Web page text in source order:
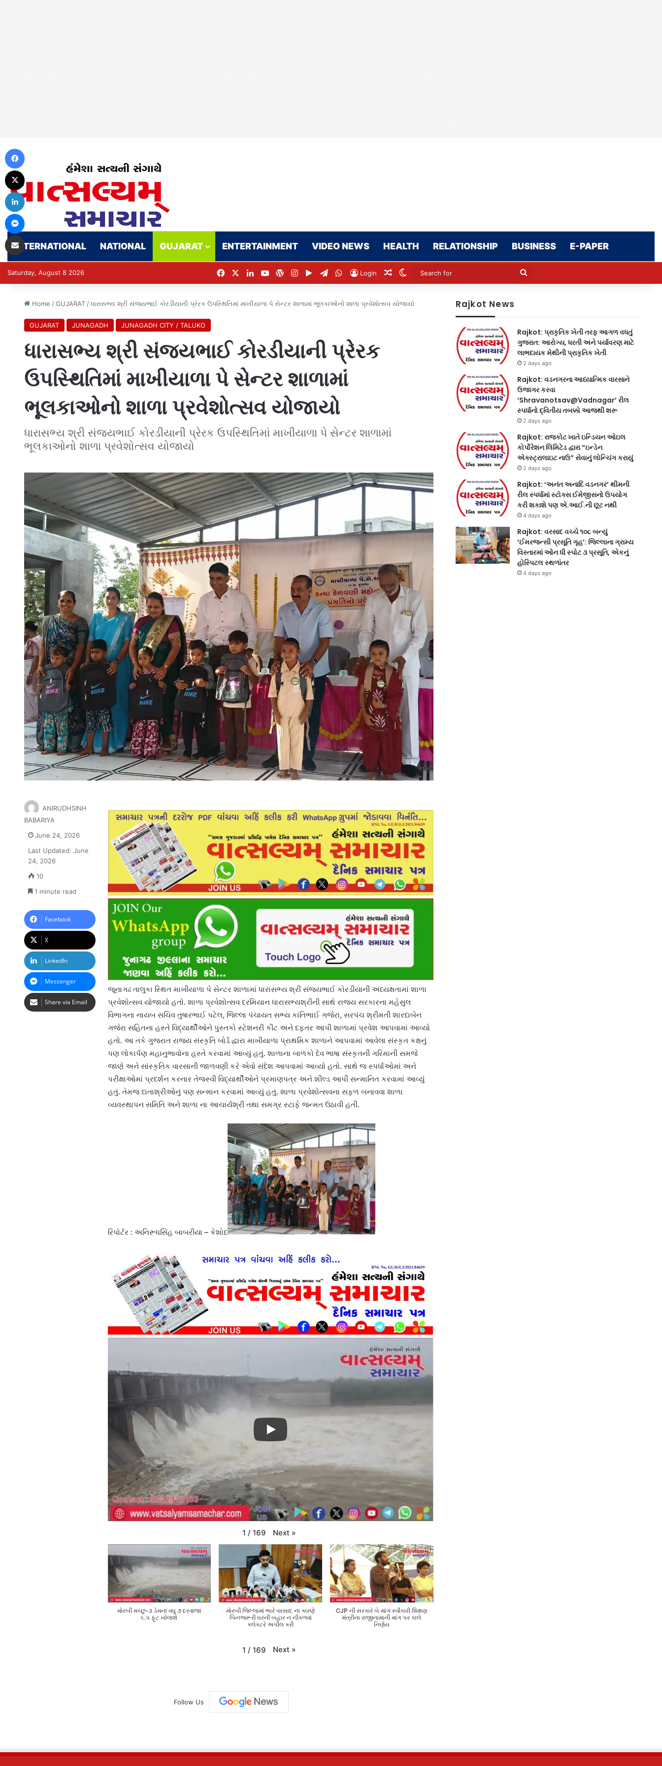
INTERNATIONAL NATIONAL GUJARAT ENTERTAINMENT VIDEO NEWS HEALTH RELATIONSHIP BUSINESS E-PAPER
Saturday, August 8 2026 FacebookLinkedInYouTubeWordPress
Instagram
Google Play
Telegram
WhatsApp
Login Random Article
Switch skin
Search
Home / GUJARAT / ધારાસભ્ય શ્રી સંજયભાઈ કોરડીયાની પ્રેરક ઉપસ્થિતિમાં માખીયાળા પે સેન્ટર શાળામાં ભૂલકાઓનો શાળા પ્રવેશોત્સવ યોજાયો
GUJARAT JUNAGADH JUNAGADH CITY / TALUKO
ધારાસભ્ય શ્રી સંજયભાઈ કોરડીયાની પ્રેરક
ઉપસ્થિતિમાં માખીયાળા પે સેન્ટર શાળામાં
ભૂલકાઓનો શાળા પ્રવેશોત્સવ યોજાયો
ધારાસભ્ય શ્રી સંજયભાઈ કોરડીયાની પ્રેરક ઉપસ્થિતિમાં માખીયાળા પે સેન્ટર શાળામાં
ભૂલકાઓનો શાળા પ્રવેશોત્સવ યોજાયો
જૂનાગઢ તાલુકા સ્થિત માખીયાળા પે સેન્ટર શાળામાં ધારાસભ્ય શ્રી સંજયભાઈ કોરડીયાની અધ્યક્ષતામાં શાળા
પ્રવેશોત્સવ યોજાયો હતો. શાળા પ્રવેશોત્સવ દરમિયાન ધારાસભ્યશ્રીની સાથે રાજ્ય સરકારના મહેસુલ
વિભાગના નાયબ સચિવ તુષારભાઈ પટેલ, જિલ્લા પંચાયત સભ્ય કાંતિભાઈ ગજેરા, સરપંચ શ્રીમતી શારદાબેન
ગજેરા સહિતના હસ્તે વિદ્યાર્થીઓને પુસ્તકો સ્ટેશનરી કીટ અને દફતર આપી શાળામાં પ્રવેશ આપવામાં આવ્યો
હતો. આ તકે ગુજરાત રાજ્ય સંસ્કૃતિ બોર્ડ દ્વારા માખીયાળા પ્રાથમિક શાળાને આપવામાં આવેલા સંસ્કૃત કક્ષનું
પણ લોકાર્પણ મહાનુભાવોના હસ્તે કરવામાં આવ્યું હતું. શાળાના બાળકો દેવ ભાષા સંસ્કૃતની ગરિમાની સમજે
જાણે અને સાંસ્કૃતિક વારસાની જાળવણી કરે એવો સંદેશ આપવામાં આવ્યો હતો. સાથે જ સ્પર્ધાઓમાં અને
પરીક્ષાઓમાં પ્રદર્શન કરનાર તેજસ્વી વિદ્યાર્થીઓને પ્રમાણપત્ર અને શીલ્ડ આપી સન્માનિત કરવામાં આવ્યું
હતું. તેમજ દાતાશ્રીઓનું પણ સન્માન કરવામાં આવ્યું હતું. શાળા પ્રવેશોત્સવના સફળ બનાવવા શાળા
વ્યવસ્થાપન સમિતિ અને શાળા ના આચાર્યશ્રી તથા સમગ્ર સ્ટાફે જન્મત ઉઠાવી હતી.
રિપોર્ટર : અનિરૂધસિંહ બાબરીયા – કેશોદ
1 / 169 Next »
મોરબી મચ્છુ-૩ ડેમના વઘુ ૭ દરવાજા
૬.૫ ફૂટ ખોલાશે
મોરબી જિલ્લામાં ભારે વરસાદ ના કારણે
બિનજરૂરી ઘરની બહાર ન નીકળવા
કલેક્ટરે અપીલ કરી
CJP ની સરકારે બે માંગ સ્વીકારી શિક્ષણ
મંત્રીના રાજીનામાની માંગ પર કાલે
નિર્ણય
1 / 169 Next »
ANIRUDHSINH
BABARIYA
June 24, 2026
Last Updated: June
24, 2026
10
1 minute read
Facebook
X
LinkedIn
Messenger
Share via Email
Follow Us
Rajkot News
Rajkot: પ્રાકૃતિક ખેતી તરફ આગળ વધતું
ગુજરાત: આરોગ્ય, ધરતી અને પર્યાવરણ માટે
લાભદાયક મેથીની પ્રાકૃતિક ખેતી
2 days ago
Rajkot: વડનગરના આધ્યાત્મિક વારસાને
ઉજાગર કરવા
‘Shravanotsav@Vadnagar’ રીલ
સ્પર્ધાનો દ્વિતીય તબક્કો આજથી શરૂ
2 days ago
Rajkot: રાજકોટ ખાતે ઇન્ડિયન ઓઇલ
કોર્પોરેશન લિમિટેડ દ્વારા “ઇન્ડેન
એક્સ્ટ્રાલાઇટ નાઉ” સેવાનું લોન્ચિંગ કરાયું
2 days ago
Rajkot: ‘અનંત અનાદિ વડનગર’ થીમની
રીલ સ્પર્ધામાં સ્ટોક્સ ઈમેજીસનો ઉપયોગ
કરી શકાશે પણ એ.આઈ.ની છૂટ નથી
4 days ago
Rajkot: વરસાદ વચ્ચે ૧૦૮ બન્યું
‘ઈમરજન્સી પ્રસૂતિ ગૃહ’: જિલ્લાના ગ્રામ્ય
વિસ્તારમાં ઓન ધી સ્પોટ ૩ પ્રસૂતિ, એકનું
હોસ્પિટલ સ્થળાંતર
4 days ago
LinkedIn